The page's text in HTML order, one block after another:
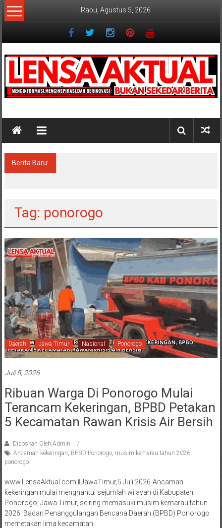
Lompat
ke
Rabu, Agustus 5, 2026
Berita Baru:
Tag: ponorogo
Daerah Jawa Timur Nasional Ponorogo
Juli 5, 2026
Ribuan Warga Di Ponorogo Mulai
Terancam Kekeringan, BPBD Petakan
5 Kecamatan Rawan Krisis Air Bersih
Diposkan Oleh:Admin
Ancaman kekeringan BPBD Ponorogo, musim kemarau tahun 2026,
ponorogo
www.LensaAktual.com.ǁJawaTimur,5 Juli 2026-Ancaman
kekeringan mulai menghantui sejumlah wilayah di Kabupaten
Ponorogo, Jawa Timur, seiring memasuki musim kemarau tahun
2026. Badan Penanggulangan Bencana Daerah (BPBD) Ponorogo
memetakan lima kecamatan